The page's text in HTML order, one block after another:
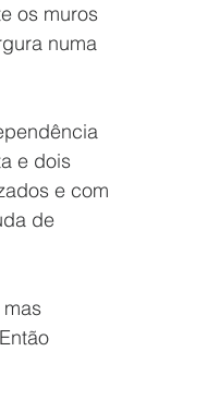
os muros
numa
e dois
e com
de